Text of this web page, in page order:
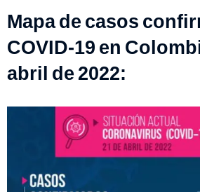
Mapa de casos
COVID-19 en
abril de 2022: